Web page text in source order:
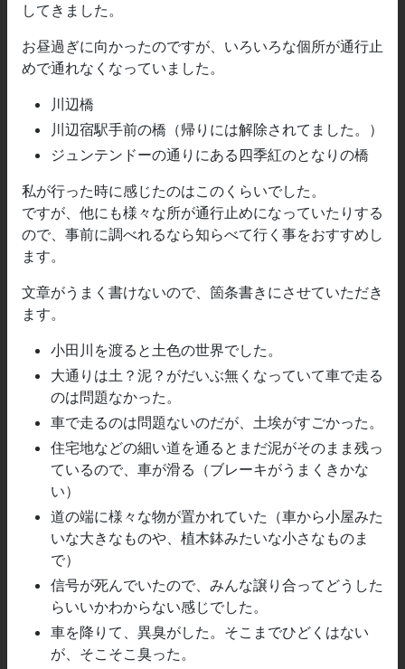
してきました。
お昼過ぎに向かったのですが、いろいろな個所が通行止
めで通れなくなっていました。
川辺橋
川辺宿駅手前の橋（帰りには解除されてました。）
ジュンテンドーの通りにある四季紅のとなりの橋
私が行った時に感じたのはこのくらいでした。
ですが、他にも様々な所が通行止めになっていたりする
ので、事前に調べれるなら知らべて行く事をおすすめし
ます。
文章がうまく書けないので、箇条書きにさせていただき
ます。
小田川を渡ると土色の世界でした。
大通りは土？泥？がだいぶ無くなっていて車で走る
のは問題なかった。
車で走るのは問題ないのだが、土埃がすごかった。
住宅地などの細い道を通るとまだ泥がそのまま残っ
ているので、車が滑る（ブレーキがうまくきかな
い）
道の端に様々な物が置かれていた（車から小屋みた
いな大きなものや、植木鉢みたいな小さなものま
で）
信号が死んでいたので、みんな譲り合ってどうした
らいいかわからない感じでした。
車を降りて、異臭がした。そこまでひどくはない
が、そこそこ臭った。